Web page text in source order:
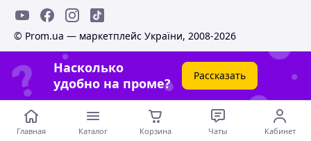
© Prom.ua — маркетплейс України, 2008-2026
Насколько
удобно на проме?
Рассказать
Главная Каталог Корзина Чаты Кабинет